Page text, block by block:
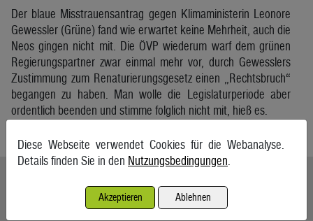
Der blaue Misstrauensantrag gegen Klimaministerin Leonore
Gewessler (Grüne) fand wie erwartet keine Mehrheit, auch die
Neos gingen nicht mit. Die ÖVP wiederum warf dem grünen
Regierungspartner zwar einmal mehr vor, durch Gewesslers
Zustimmung zum Renaturierungsgesetz einen „Rechtsbruch“
begangen zu haben. Man wolle die Legislaturperiode aber
ordentlich beenden und stimme folglich nicht mit, hieß es.
Für die Zukunft gibt es keine zweite Chance
Diese Webseite verwendet Cookies für die Webanalyse.
Details finden Sie in den Nutzungsbedingungen.
Akzeptieren Ablehnen